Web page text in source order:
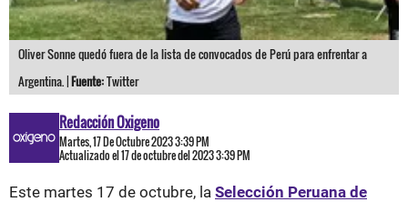
Oliver Sonne quedó fuera de la lista de convocados de Perú para enfrentar a
Argentina. |Fuente:Twitter
Redacción Oxigeno
Martes, 17 De Octubre 2023 3:39 PM
Actualizado el 17 de octubre del 2023 3:39 PM
Este martes 17 de octubre, la Selección Peruana de